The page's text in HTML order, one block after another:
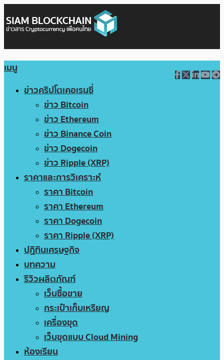
เมนู
ข่าวคริปโตเคอเรนซี่
ข่าว Bitcoin
ข่าว Ethereum
ข่าว Binance Coin
ข่าว Dogecoin
ข่าว Ripple (XRP)
ราคาและการวิเคราะห์
ราคา Bitcoin
ราคา Ethereum
ราคา Dogecoin
ราคา Ripple (XRP)
ปฏิทินเศรษฐกิจ
บทความ
รีวิวผลิตภัณฑ์
เว็บซื้อขาย
กระเป๋าเก็บเหรียญ
เครื่องขุด
เว็บขุดแบบ Cloud Mining
ห้องเรียน